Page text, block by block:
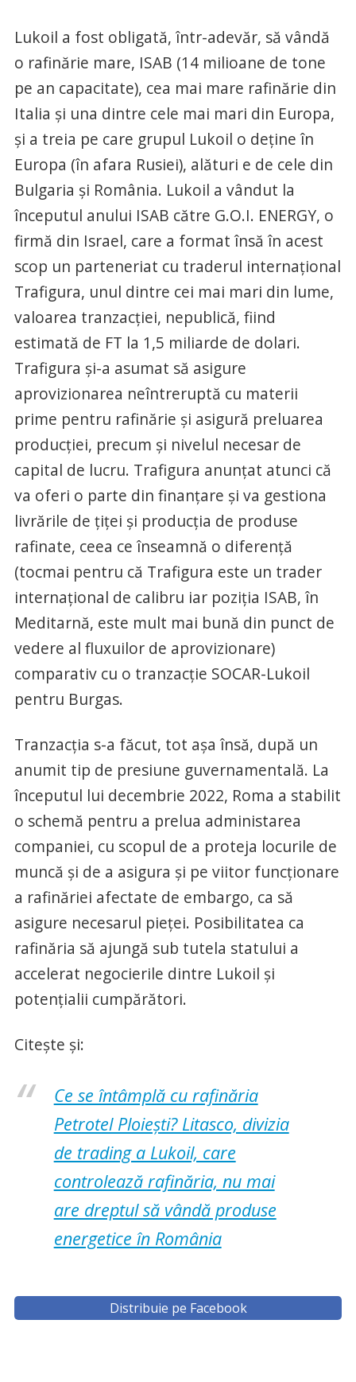
Lukoil a fost obligată, într-adevăr, să vândă
o rafinărie mare, ISAB (14 milioane de tone
pe an capacitate), cea mai mare rafinărie din
Italia și una dintre cele mai mari din Europa,
și a treia pe care grupul Lukoil o deține în
Europa (în afara Rusiei), alături e de cele din
Bulgaria și România. Lukoil a vândut la
începutul anului ISAB către G.O.I. ENERGY, o
firmă din Israel, care a format însă în acest
scop un parteneriat cu traderul internațional
Trafigura, unul dintre cei mai mari din lume,
valoarea tranzacției, nepublică, fiind
estimată de FT la 1,5 miliarde de dolari.
Trafigura și-a asumat să asigure
aprovizionarea neîntreruptă cu materii
prime pentru rafinărie și asigură preluarea
producției, precum și nivelul necesar de
capital de lucru. Trafigura anunțat atunci că
va oferi o parte din finanțare și va gestiona
livrările de țiței și producția de produse
rafinate, ceea ce înseamnă o diferență
(tocmai pentru că Trafigura este un trader
internațional de calibru iar poziția ISAB, în
Meditarnă, este mult mai bună din punct de
vedere al fluxuilor de aprovizionare)
comparativ cu o tranzacție SOCAR-Lukoil
pentru Burgas.
Tranzacția s-a făcut, tot așa însă, după un
anumit tip de presiune guvernamentală. La
începutul lui decembrie 2022, Roma a stabilit
o schemă pentru a prelua administarea
companiei, cu scopul de a proteja locurile de
muncă și de a asigura și pe viitor funcționare
a rafinăriei afectate de embargo, ca să
asigure necesarul pieței. Posibilitatea ca
rafinăria să ajungă sub tutela statului a
accelerat negocierile dintre Lukoil și
potențialii cumpărători.
Citește și:
Ce se întâmplă cu rafinăria
Petrotel Ploiești? Litasco, divizia
de trading a Lukoil, care
controlează rafinăria, nu mai
are dreptul să vândă produse
energetice în România
Distribuie pe Facebook